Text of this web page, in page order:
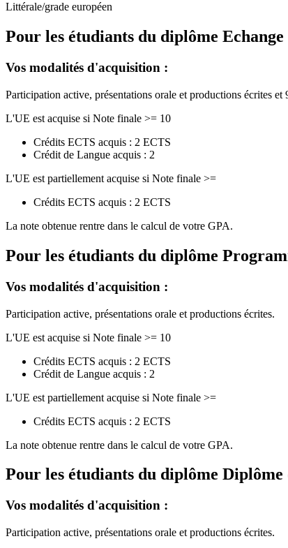
Littérale/grade européen
Pour les étudiants du diplôme
Vos modalités d'acquisition :
Participation active, présentations orale et productions écrites et
L'UE est acquise si Note finale >= 10
Crédits ECTS acquis : 2 ECTS
Crédit de Langue acquis : 2
L'UE est partiellement acquise si Note finale >=
Crédits ECTS acquis : 2 ECTS
La note obtenue rentre dans le calcul de votre GPA.
Pour les étudiants du diplôme
Vos modalités d'acquisition :
Participation active, présentations orale et productions écrites.
L'UE est acquise si Note finale >= 10
Crédits ECTS acquis : 2 ECTS
Crédit de Langue acquis : 2
L'UE est partiellement acquise si Note finale >=
Crédits ECTS acquis : 2 ECTS
La note obtenue rentre dans le calcul de votre GPA.
Pour les étudiants du diplôme
Vos modalités d'acquisition :
Participation active, présentations orale et productions écrites.